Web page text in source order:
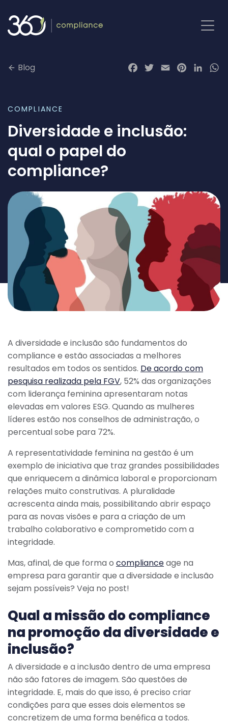
para
Blog
Facebook
Twitter
EmailPinterest
COMPLIANCE
Diversidade e inclusão:
qual o papel do
compliance?
A diversidade e inclusão são fundamentos do
compliance e estão associadas a melhores
resultados em todos os sentidos. De acordo com
pesquisa realizada pela FGV, 52% das organizações
com liderança feminina apresentaram notas
elevadas em valores ESG. Quando as mulheres
líderes estão nos conselhos de administração, o
percentual sobe para 72%.
A representatividade feminina na gestão é um
exemplo de iniciativa que traz grandes possibilidades
que enriquecem a dinâmica laboral e proporcionam
relações muito construtivas. A pluralidade
acrescenta ainda mais, possibilitando abrir espaço
para as novas visões e para a criação de um
trabalho colaborativo e comprometido com a
integridade.
Mas, afinal, de que forma o complianceage na
empresa para garantir que a diversidade e inclusão
sejam possíveis? Veja no post!
Qual a missão do compliance
na promoção da diversidade e
inclusão?
A diversidade e a inclusão dentro de uma empresa
não são fatores de imagem. São questões de
integridade. E, mais do que isso, é preciso criar
condições para que esses dois elementos se
concretizem de uma forma benéfica a todos.